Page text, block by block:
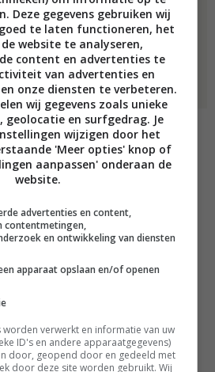
op een lage temperatuur
ding bij raw). Mix vervolgens de
noten met een blender of in
een fijn mengsel. Mix
in een grote kom, doe het
en zet het (minimaal een
taart blijft vrij plat wat juist
taart nogal machtig is!
Deze gegevens gebruiken wij
te laten functioneren, het
website te analyseren,
content en advertenties te
van advertenties en
onze diensten te verbeteren.
wij gegevens zoals unieke
geolocatie en surfgedrag. Je
wijzigen door het
'Meer opties' knop of
aanpassen' onderaan de
website.
advertenties en content,
contentmetingen,
en ontwikkeling van diensten
apparaat opslaan en/of openen
verwerkt en informatie van uw
ID's en andere apparaatgegevens)
door, geopend door en gedeeld met
door deze site worden gebruikt. Wij